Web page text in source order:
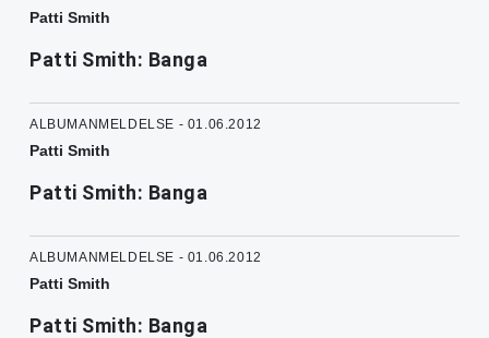
Patti Smith
Patti Smith: Banga
ALBUMANMELDELSE - 01.06.2012
Patti Smith
Patti Smith: Banga
ALBUMANMELDELSE - 01.06.2012
Patti Smith
Patti Smith: Banga